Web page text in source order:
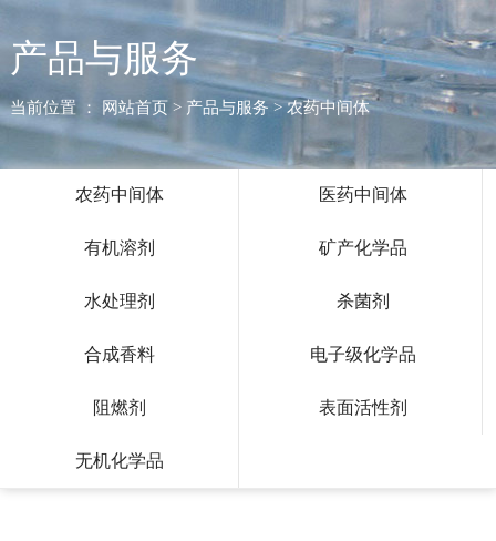
产品与服务
当前位置 ： 网站首页> 产品与服务 > 农药中间体
农药中间体 医药中间体
有机溶剂 矿产化学品
水处理剂 杀菌剂
合成香料 电子级化学品
阻燃剂 表面活性剂
无机化学品